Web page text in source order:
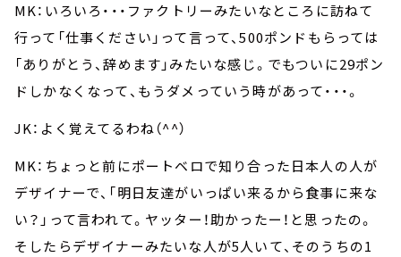
MK：いろいろ・・・ファクトリーみたいなところに訪ねて
行って「仕事ください」って言って、500ポンドもらっては
「ありがとう、辞めます」みたいな感じ。でもついに29ポン
ドしかなくなって、もうダメっていう時があって・・・。
JK：よく覚えてるわね（^^）
MK：ちょっと前にポートベロで知り合った日本人の人が
デザイナーで、「明日友達がいっぱい来るから食事に来な
い？」って言われて。ヤッター！助かったー！と思ったの。
そしたらデザイナーみたいな人が5人いて、そのうちの1